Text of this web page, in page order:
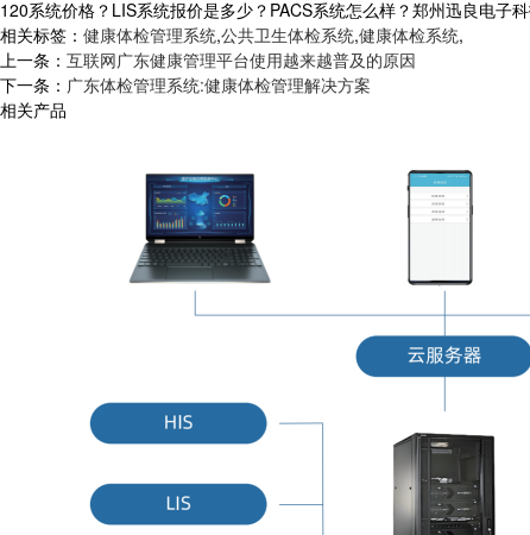
120系统价格？LIS系统报价是多少？PACS系统怎么样？郑州迅良电
相关标签： 健康体检管理系统,公共卫生体检系统,健康体检系统,
上一条： 互联网广东健康管理平台使用越来越普及的原因
下一条： 广东体检管理系统:健康体检管理解决方案
相关产品